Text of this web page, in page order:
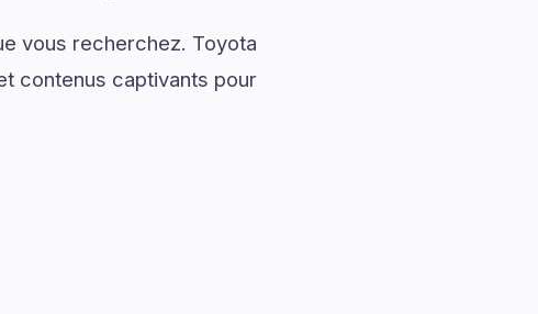
vous recherchez. Toyota
contenus captivants pour